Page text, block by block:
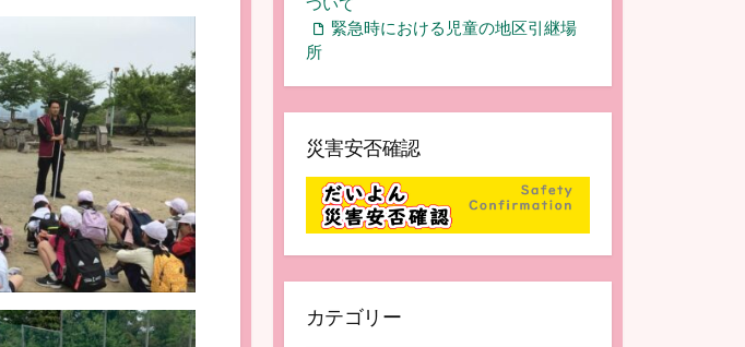
緊急時における児童の地区引継場
所
災害安否確認
カテゴリー